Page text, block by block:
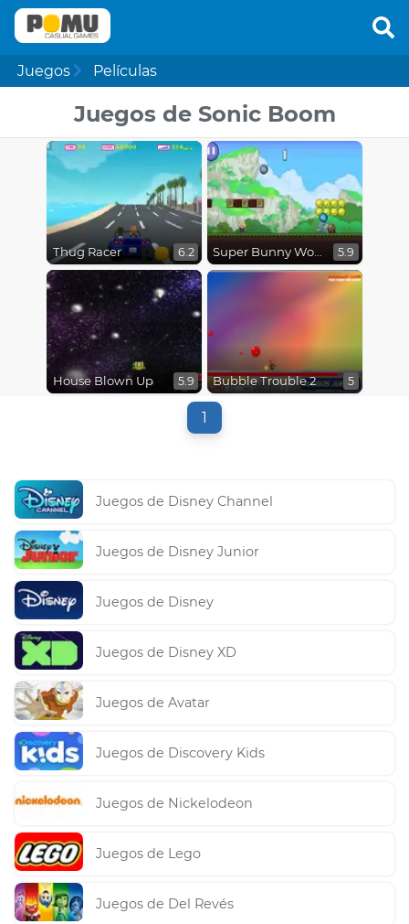
Juegos Películas
Juegos de Sonic Boom
Thug Racer 6.2 Super Bunny World 5.9
House Blown Up 5.9 Bubble Trouble 2 5
1
Juegos de Disney Channel
Juegos de Disney Junior
Juegos de Disney
Juegos de Disney XD
Juegos de Avatar
Juegos de Discovery Kids
Juegos de Nickelodeon
Juegos de Lego
Juegos de Del Revés